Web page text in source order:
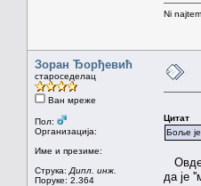
Ni
Зоран Ђорђевић
староседелац
Ван мреже
Пол:
Организација:
Име и презиме:
Струка: Дипл. инж.
Поруке: 2.364
Цитат
Боље
Овде
да је